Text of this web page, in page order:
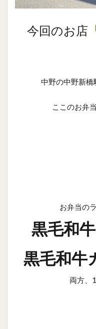
今回のお店
中野の中野新橋
ここのお弁
お弁当の
黒毛和
黒毛和牛
両方、